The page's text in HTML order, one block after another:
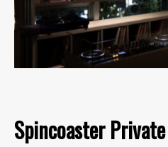
Spincoaster